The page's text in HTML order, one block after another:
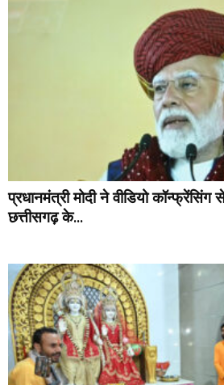
प्रधानमंत्री मोदी ने वीडियो कॉन्फ्रेंसिंग
छत्तीसगढ़ के...